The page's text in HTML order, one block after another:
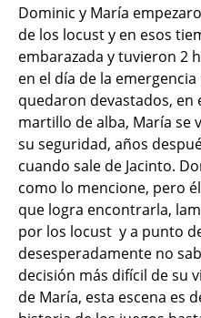
Dominic y María
de los locust y en esos
embarazada y tuvieron 2
en el día de la
quedaron devastados, en
martillo de alba, María se
su seguridad, años
cuando sale de Jacinto.
como lo mencione, pero
que logra encontrarla,
por los locust y a punto
desesperadamente no
decisión más difícil de su
de María, esta escena es